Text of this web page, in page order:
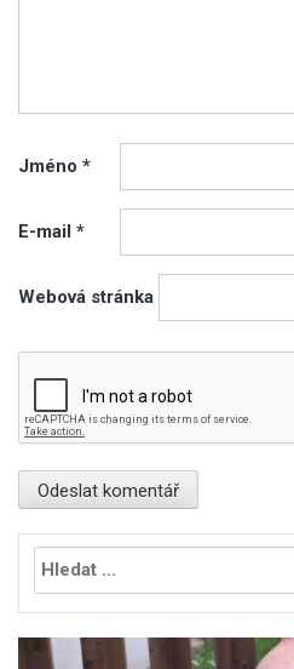
Jméno *
E-mail *
Webová stránka
Vyhledávání